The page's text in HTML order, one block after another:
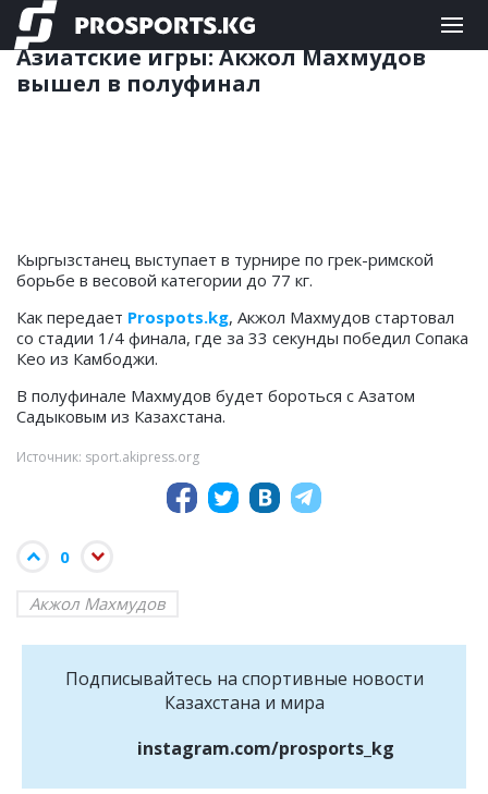
БОРЬБА 04.10.2023 08:38
Азиатские игры: Акжол Махмудов
вышел в полуфинал
Кыргызстанец выступает в турнире по грек-римской
борьбе в весовой категории до 77 кг.
Как передает Prospots.kg, Акжол Махмудов стартовал
со стадии 1/4 финала, где за 33 секунды победил Сопака
Кео из Камбоджи.
В полуфинале Махмудов будет бороться с Азатом
Садыковым из Казахстана.
Источник: sport.akipress.org
0
Акжол Махмудов
Подписывайтесь на cпортивные новости
Казахстана и мира
instagram.com/prosports_kg